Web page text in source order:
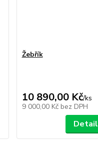
Žebřík
10 890,00 Kč/ks
9 000,00 Kč bez DPH
Detail